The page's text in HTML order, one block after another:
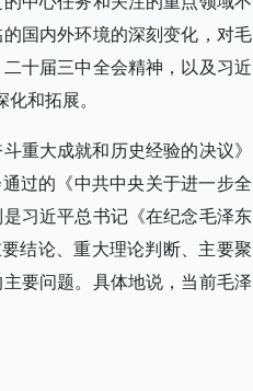
国内外环境的深刻变化，对毛
十届三中全会精神，以及习近
和拓展。
重大成就和历史经验的决议》
过的《中共中央关于进一步全
习近平总书记《在纪念毛泽东
结论、重大理论判断、主要聚
要问题。具体地说，当前毛泽